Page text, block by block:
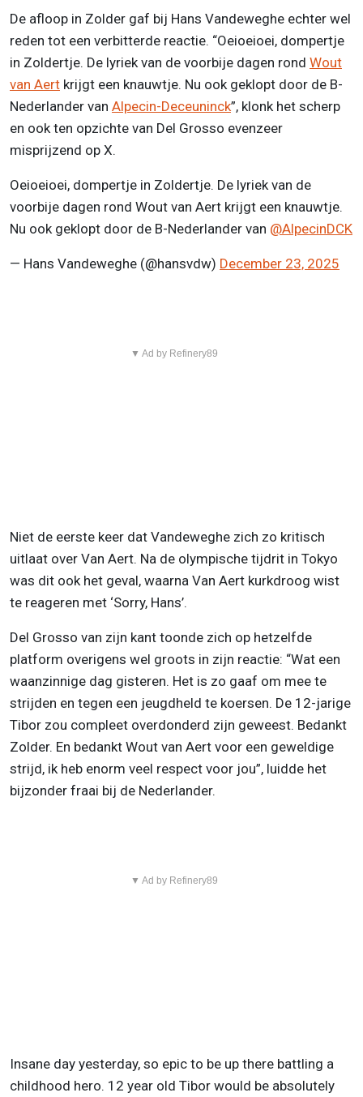
De afloop in Zolder gaf bij Hans Vandeweghe echter wel
reden tot een verbitterde reactie. “Oeioeioei, dompertje
in Zoldertje. De lyriek van de voorbije dagen rond Wout
van Aert krijgt een knauwtje. Nu ook geklopt door de B-
Nederlander van Alpecin-Deceuninck”, klonk het scherp
en ook ten opzichte van Del Grosso evenzeer
misprijzend op X.
Oeioeioei, dompertje in Zoldertje. De lyriek van de
voorbije dagen rond Wout van Aert krijgt een knauwtje.
Nu ook geklopt door de B-Nederlander van @AlpecinDCK
— Hans Vandeweghe (@hansvdw) December 23, 2025
▼ Ad by Refinery89
Niet de eerste keer dat Vandeweghe zich zo kritisch
uitlaat over Van Aert. Na de olympische tijdrit in Tokyo
was dit ook het geval, waarna Van Aert kurkdroog wist
te reageren met ‘Sorry, Hans’.
Del Grosso van zijn kant toonde zich op hetzelfde
platform overigens wel groots in zijn reactie: “Wat een
waanzinnige dag gisteren. Het is zo gaaf om mee te
strijden en tegen een jeugdheld te koersen. De 12-jarige
Tibor zou compleet overdonderd zijn geweest. Bedankt
Zolder. En bedankt Wout van Aert voor een geweldige
strijd, ik heb enorm veel respect voor jou”, luidde het
bijzonder fraai bij de Nederlander.
▼ Ad by Refinery89
Insane day yesterday, so epic to be up there battling a
childhood hero. 12 year old Tibor would be absolutely